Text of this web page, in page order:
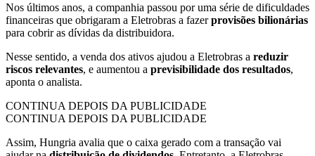
Nos últimos anos, a companhia passou por uma série de dificuldades
financeiras que obrigaram a Eletrobras a fazerprovisões bilionárias
para cobrir as dívidas da distribuidora.
Nesse sentido, a venda dos ativos ajudou a Eletrobras a reduzir
riscos relevantes, e aumentou a previsibilidade dos resultados,
aponta o analista.
CONTINUA DEPOIS DA PUBLICIDADE
CONTINUA DEPOIS DA PUBLICIDADE
Assim, Hungria avalia que o caixa gerado com a transação vai